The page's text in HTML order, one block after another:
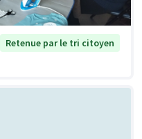
Retenue par le tri citoyen